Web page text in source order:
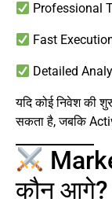
Professional
Fast
Detailed
यदि कोई निवेश की
सकता है, जबकि
कौन आगे?